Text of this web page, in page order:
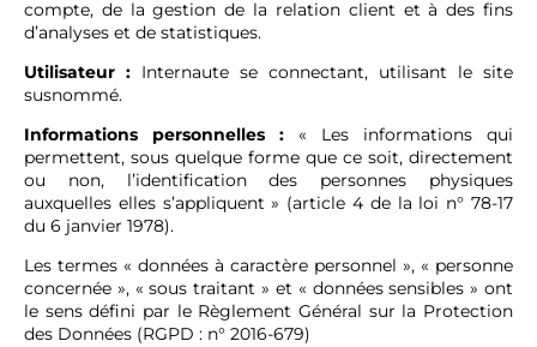
compte, de la gestion de la relation client et à des fins
d’analyses et de statistiques.
Utilisateur : Internaute se connectant, utilisant le site
susnommé.
Informations personnelles : « Les informations qui
permettent, sous quelque forme que ce soit, directement
ou non, l’identification des personnes physiques
auxquelles elles s’appliquent » (article 4 de la loi n° 78-17
du 6 janvier 1978).
Les termes « données à caractère personnel », « personne
concernée », « sous traitant » et « données sensibles » ont
le sens défini par le Règlement Général sur la Protection
des Données (RGPD : n° 2016-679)